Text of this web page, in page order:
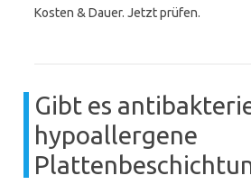
Kosten & Dauer. Jetzt prüfen.
Gibt es
hypoallergene